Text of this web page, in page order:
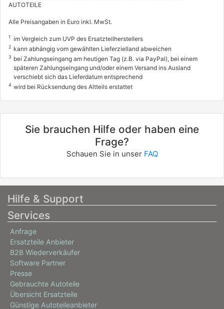
AUTOTEILE
Alle Preisangaben in Euro inkl. MwSt.
1 im Vergleich zum UVP des Ersatzteilherstellers
2 kann abhängig vom gewählten Lieferzielland abweichen
3 bei Zahlungseingang am heutigen Tag (z.B. via PayPal), bei einem
späteren Zahlungseingang und/oder einem Versand ins Ausland
verschiebt sich das Lieferdatum entsprechend
4 wird bei Rücksendung des Altteils erstattet
Sie brauchen Hilfe oder haben eine
Frage?
Schauen Sie in unser FAQ
Hilfe & Support
Services
Anfrage
Ersatzteile Anbieter
B2B Wiederverkäufer
Software Partner
Presse
Gebrauchte Autoteile
Übersicht Ersatzteile
Günstige Autoteileanbieter